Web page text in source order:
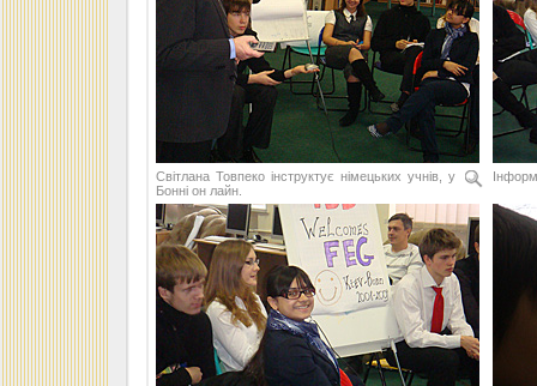
Світлана Товпеко інструктує німецьких учнів, у
Бонні он лайн.